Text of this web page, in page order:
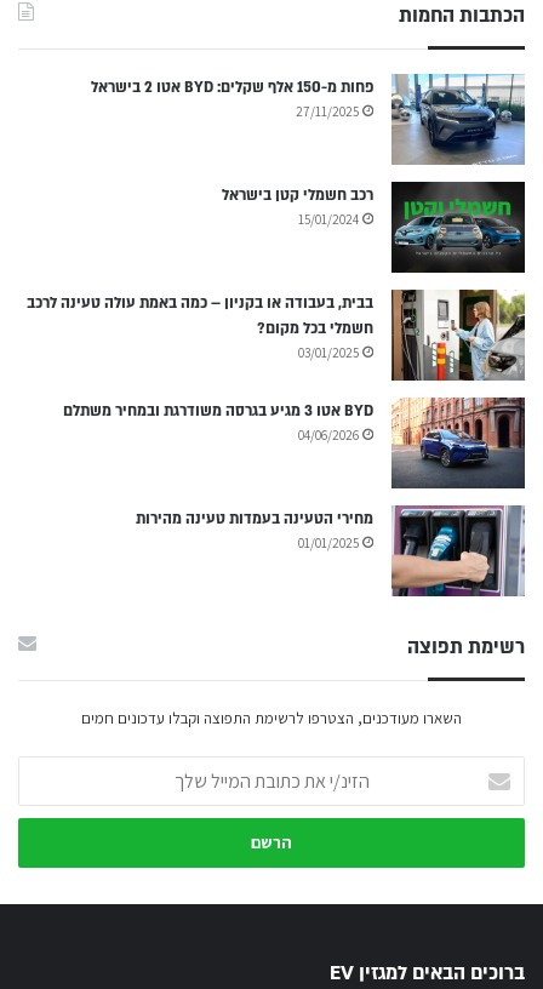
הכתבות החמות
פחות מ-150 אלף שקלים: BYD אטו 2 בישראל
27/11/2025
רכב חשמלי קטן בישראל
15/01/2024
בבית, בעבודה או בקניון – כמה באמת עולה טעינה לרכב
חשמלי בכל מקום?
03/01/2025
BYD אטו 3 מגיע בגרסה משודרגת ובמחיר משתלם
04/06/2026
מחירי הטעינה בעמדות טעינה מהירות
01/01/2025
רשימת תפוצה
השארו מעודכנים, הצטרפו לרשימת התפוצה וקבלו עדכונים חמים
את
כתובת
שלך
ברוכים הבאים למגזין EV